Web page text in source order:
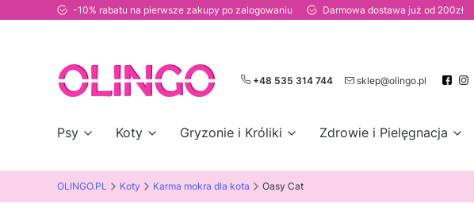
-10% rabatu na pierwsze zakupy po zalogowaniu Darmowa dostawa już od 200zł
+48 535 314 744 sklep@olingo.pl
Psy Koty Gryzonie i Króliki Zdrowie i Pielęgnacja
OLINGO.PL Koty Karma mokra dla kota Oasy Cat